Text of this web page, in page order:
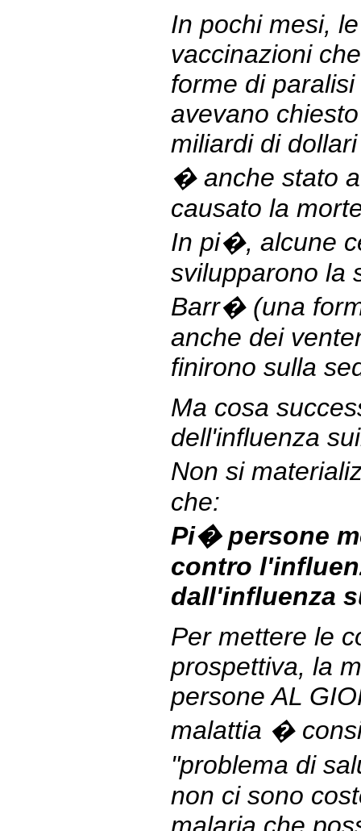
In pochi mesi,
vaccinazioni
forme di
avevano
miliardi di
� anche stato
causato la
In pi�, alcune
svilupparono la
Barr� (una
anche dei
finirono sulla
Ma cosa
dell'influenza
Non si
che:
Pi� persone
contro
dall'influenza
Per mettere le
prospettiva, la
persone AL
malattia �
"problema di
non ci sono